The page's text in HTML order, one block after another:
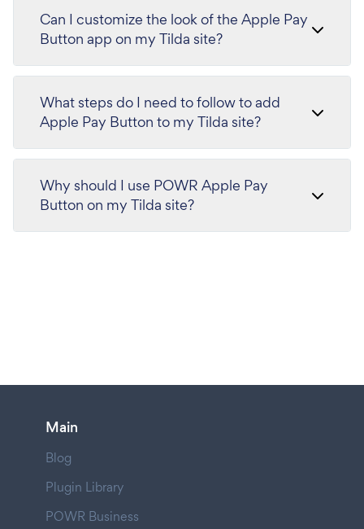
Can I customize the look of the Apple Pay
Button app on my Tilda site?
What steps do I need to follow to add
Apple Pay Button to my Tilda site?
Why should I use POWR Apple Pay
Button on my Tilda site?
Main
Blog
Plugin Library
POWR Business